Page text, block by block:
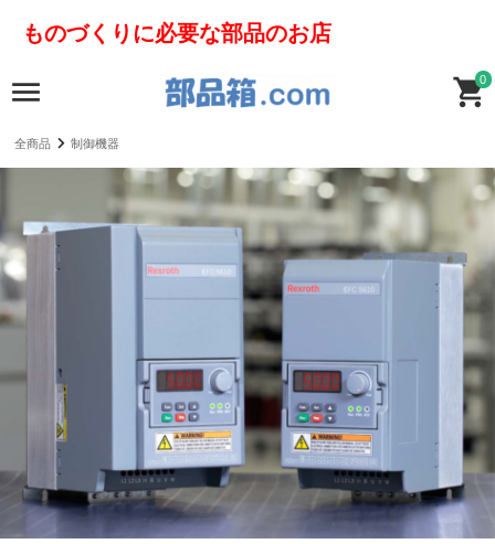
ものづくりに必要な部品のお店
0
全商品 制御機器